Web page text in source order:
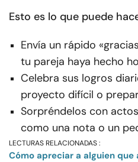
Esto es lo que puede
Envía un rápido
tu pareja haya hecho
Celebra sus logros
proyecto difícil o
Sorpréndelos con
como una nota o un
LECTURAS RELACIONADAS :
Cómo apreciar a alguien que